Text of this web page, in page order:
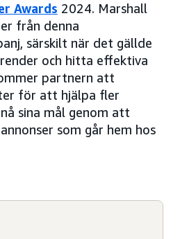
Awards 2024. Marshall
från denna
särskilt när det gällde
och hitta effektiva
partnern att
för att hjälpa fler
sina mål genom att
som går hem hos